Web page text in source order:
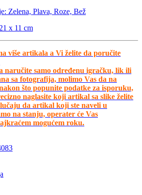
Zelena, Plava, Roze, Bež
x 11 cm
više artikala a Vi želite da poručite
naručite samo određenu igračku, lik ili
sa fotografija, molimo Vas da na
što popunite podatke za isporuku,
naglasite koji artikal sa slike želite
da artikal koji ste naveli u
na stanju, operater će Vas
mogućem roku.